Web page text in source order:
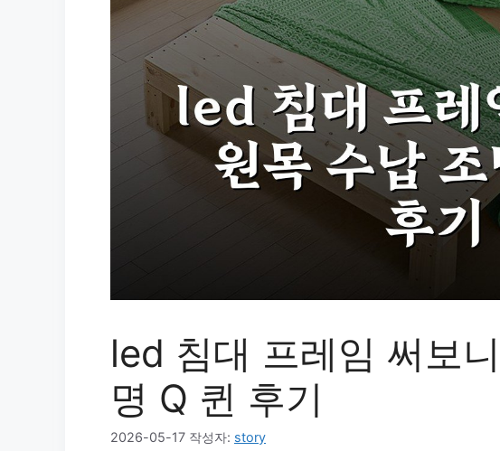
led 침대 프레임 써보
명 Q 퀸 후기
2026-05-17 작성자: story